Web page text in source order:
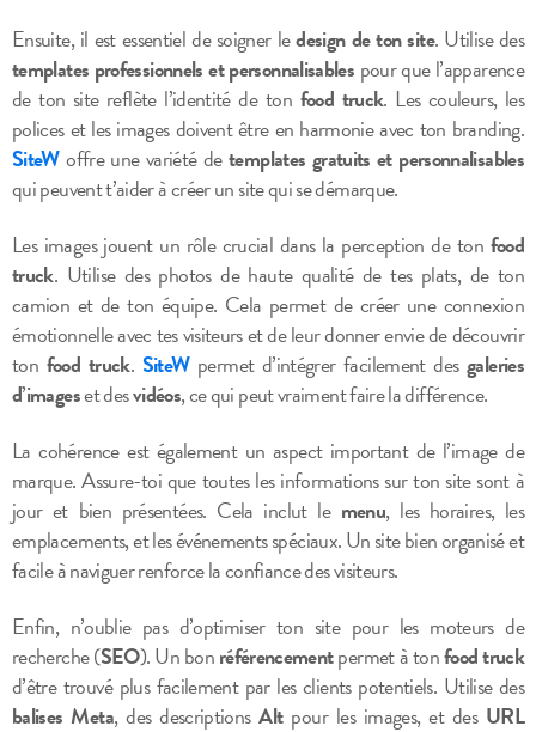
Ensuite, il est essentiel de soigner ledesign de ton site. Utilise des
templates professionnels et personnalisables pour que l’apparence
de ton site reflète l’identité de ton food truck. Les couleurs, les
polices et les images doivent être en harmonie avec ton branding.
SiteWoffre une variété detemplates gratuits et personnalisables
qui peuvent t’aider à créer un site qui se démarque.
Les images jouent un rôle crucial dans la perception de ton food
truck. Utilise des photos de haute qualité de tes plats, de ton
camion et de ton équipe. Cela permet de créer une connexion
émotionnelle avec tes visiteurs et de leur donner envie de découvrir
ton food truck. SiteWpermet d’intégrer facilement desgaleries
d’imageset desvidéos, ce qui peut vraiment faire la différence.
La cohérence est également un aspect important de l’image de
marque. Assure-toi que toutes les informations sur ton site sont à
jour et bien présentées. Cela inclut le menu, les horaires, les
emplacements, et les événements spéciaux. Un site bien organisé et
facile à naviguer renforce la confiance des visiteurs.
Enfin, n’oublie pas d’optimiser ton site pour les moteurs de
recherche (SEO). Un bonréférencementpermet à tonfood truck
d’être trouvé plus facilement par les clients potentiels. Utilise des
balises Meta, des descriptionsAltpour les images, et des URL